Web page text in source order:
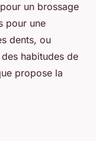
un brossage
pour une
dents, ou
habitudes de
propose la